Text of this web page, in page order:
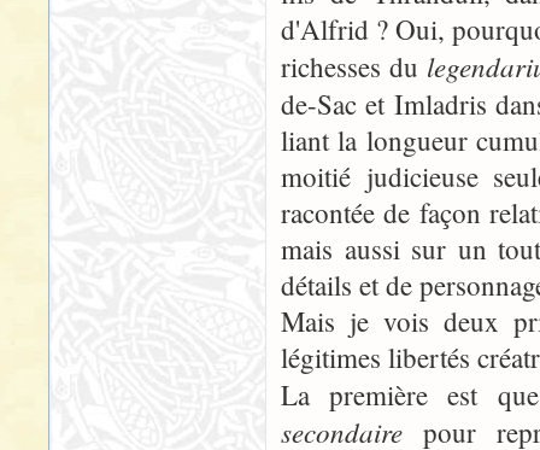
d'Alfrid ? Oui,
richesses du
de-Sac et Imladris
liant la longueur
moitié judicieuse
racontée de façon
mais aussi sur un
détails et de
Mais je vois deux
légitimes libertés
La première est
secondaire pour